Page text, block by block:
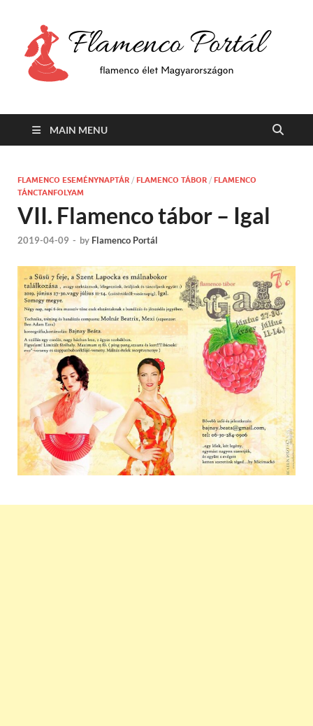
MAIN MENU
FLAMENCO ESEMÉNYNAPTÁR / FLAMENCO TÁBOR / FLAMENCO
TÁNCTANFOLYAM
VII. Flamenco tábor – Igal
2019-04-09 - by Flamenco Portál